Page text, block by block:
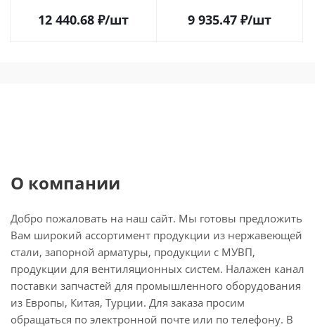
(2PC) с блокировкой ручки
12 440.68 ₽/шт
(2PC) с блокировкой ручки
9 935.47 ₽/шт
О компании
Добро пожаловать на наш сайт. Мы готовы предложить
Вам широкий ассортимент продукции из нержавеющей
стали, запорной арматуры, продукции с МУВП,
продукции для вентиляционных систем. Налажен канал
поставки запчастей для промышленного оборудования
из Европы, Китая, Турции. Для заказа просим
обращаться по электронной почте или по телефону. В